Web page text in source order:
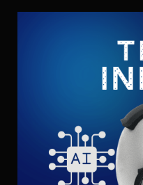
Podcasts
Installer l’application